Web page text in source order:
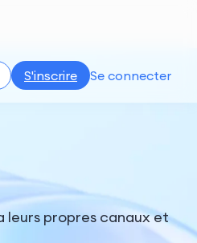
S'inscrire Se connecter
leurs propres canaux et